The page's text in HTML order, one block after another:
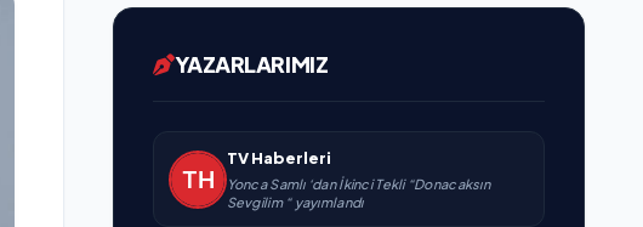
YAZARLARIMIZ
TV Haberleri
Yonca Samlı ‘dan İkinci Tekli “Donacaksın
Sevgilim “ yayımlandı